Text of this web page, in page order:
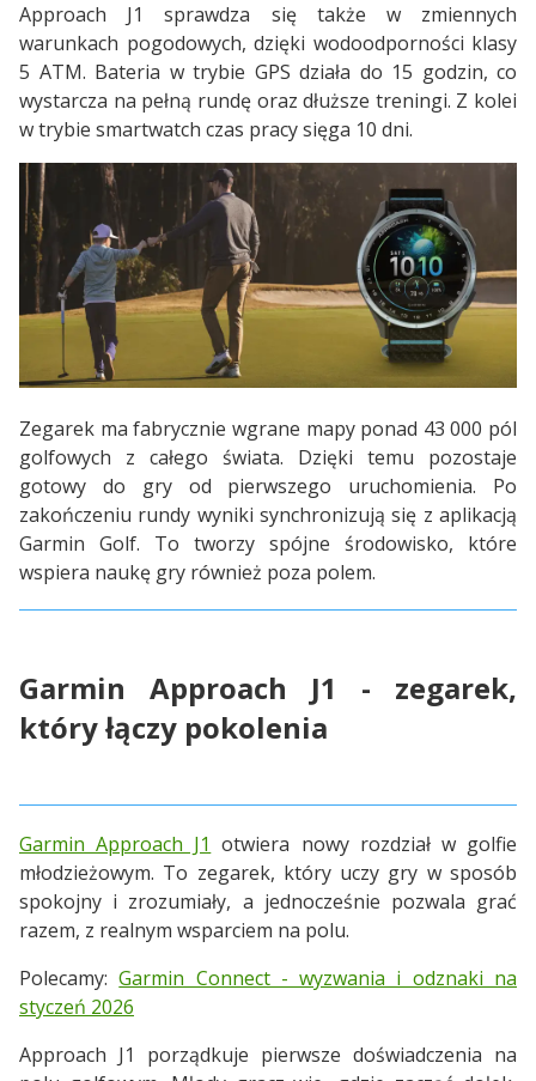
Approach J1 sprawdza się także w zmiennych
warunkach pogodowych, dzięki wodoodporności klasy
5 ATM. Bateria w trybie GPS działa do 15 godzin, co
wystarcza na pełną rundę oraz dłuższe treningi. Z kolei
w trybie smartwatch czas pracy sięga 10 dni.
Zegarek ma fabrycznie wgrane mapy ponad 43 000 pól
golfowych z całego świata. Dzięki temu pozostaje
gotowy do gry od pierwszego uruchomienia. Po
zakończeniu rundy wyniki synchronizują się z aplikacją
Garmin Golf. To tworzy spójne środowisko, które
wspiera naukę gry również poza polem.
Garmin Approach J1 - zegarek,
który łączy pokolenia
Garmin Approach J1 otwiera nowy rozdział w golfie
młodzieżowym. To zegarek, który uczy gry w sposób
spokojny i zrozumiały, a jednocześnie pozwala grać
razem, z realnym wsparciem na polu.
Polecamy:Garmin Connect - wyzwania i odznaki na
styczeń 2026
Approach J1 porządkuje pierwsze doświadczenia na